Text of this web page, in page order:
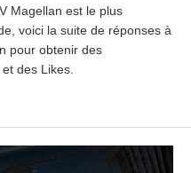
Magellan est le plus
voici la suite de réponses à
pour obtenir des
des Likes.